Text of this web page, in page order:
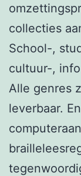
collecties
School-,
cultuur-,
Alle genres
leverbaar.